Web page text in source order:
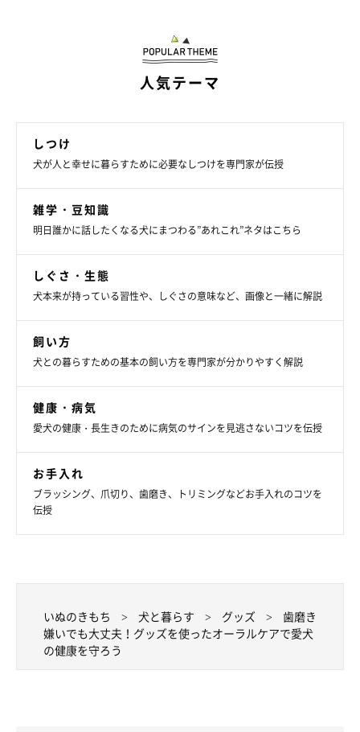
使い方は、犬の歯肉のつけやす所にペーストをつけるだけ。そう
することで、犬はペーストをなめようと舌を口全体に動かすの
デンタルスプレー
愛犬の口臭が気になる時は、デンタルスプレーもオススメ。ひと
吹きで口臭をさわやかにしてくれるので、来客前の愛犬の口臭予
防などにも手軽に使えます。初めて使うときは手のひらにスプレ
ーして愛犬になめさせ、「おいしいもの」だとインプットさせま
しょう。味に慣れたら、スプレー音に驚かないよう、口の中に近
づけて静かにスプレーするのがコツ。
愛犬に合ったオーラルケアで、お口の健康を
人気テーマ
しつけ
犬が人と幸せに暮らすために必要なしつけを専門家が伝授
雑学・豆知識
明日誰かに話したくなる犬にまつわる”あれこれ”ネタはこちら
しぐさ・生態
犬本来が持っている習性や、しぐさの意味など、画像と一緒に解説
飼い方
犬との暮らすための基本の飼い方を専門家が分かりやすく解説
健康・病気
愛犬の健康・長生きのために病気のサインを見逃さないコツを伝授
お手入れ
ブラッシング、爪切り、歯磨き、トリミングなどお手入れのコツを
伝授
いぬのきもち 犬と暮らす グッズ
歯磨き
嫌いでも大丈夫！グッズを使ったオーラルケアで愛犬
の健康を守ろう